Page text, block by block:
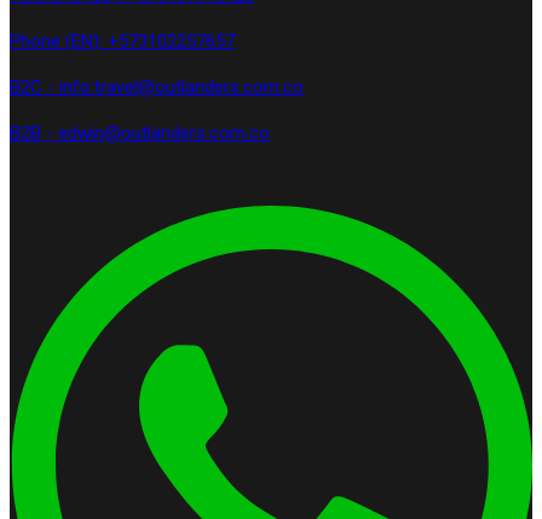
Phone (EN): +573102257657
B2C - info.travel@outlanders.com.co
B2B - edwin@outlanders.com.co